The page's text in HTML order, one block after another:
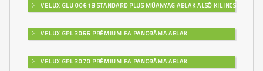
VELUX GLU 0061B STANDARD PLUS MŰANYAG ABLAK ALSÓ KILINCSES
VELUX GPL 3066 PRÉMIUM FA PANORÁMA ABLAK
VELUX GPL 3070 PRÉMIUM FA PANORÁMA ABLAK